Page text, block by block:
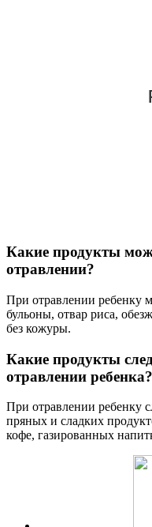
Какие продукты
отравлении?
При отравлении ребенку
бульоны, отвар риса,
без кожуры.
Какие продукты
отравлении ребенка?
При отравлении ребенку
пряных и сладких
кофе, газированных